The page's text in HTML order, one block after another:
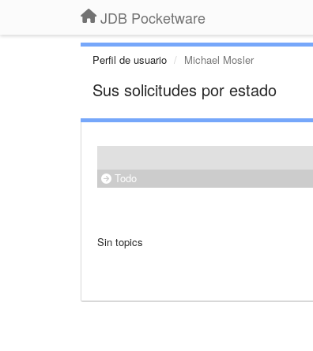
JDB Pocketware
Perfil de usuario Michael Mosler
Sus solicitudes por estado
Todo
Sin topics